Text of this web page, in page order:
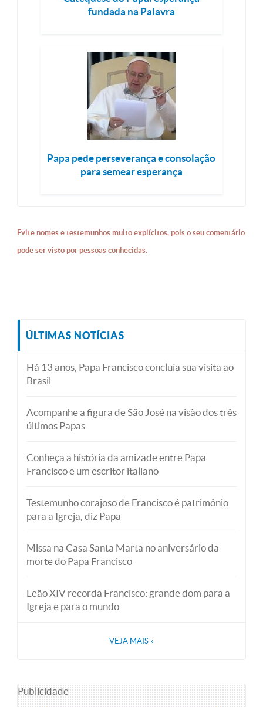
fundada na Palavra
Papa pede perseverança e consolação
para semear esperança
Evite nomes e testemunhos muito explícitos, pois o seu comentário
pode ser visto por pessoas conhecidas.
ÚLTIMAS NOTÍCIAS
Há 13 anos, Papa Francisco concluía sua visita ao
Brasil
Acompanhe a figura de São José na visão dos três
últimos Papas
Conheça a história da amizade entre Papa
Francisco e um escritor italiano
Testemunho corajoso de Francisco é patrimônio
para a Igreja, diz Papa
Missa na Casa Santa Marta no aniversário da
morte do Papa Francisco
Leão XIV recorda Francisco: grande dom para a
Igreja e para o mundo
VEJA MAIS »
Publicidade